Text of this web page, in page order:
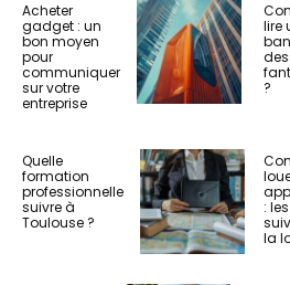
Acheter
gadget : un
bon moyen
pour
communiquer
sur votre
entreprise
lire
?
Quelle
formation
professionnelle
suivre à
Toulouse ?
:
la